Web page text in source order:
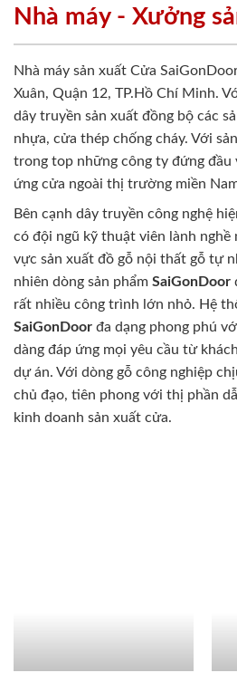
Nhà máy - Xưởng
Nhà máy sản xuất Cửa
Xuân, Quận 12, TP.Hồ Chí Minh.
dây truyền sản xuất đồng bộ các
nhựa, cửa thép chống cháy. Với
trong top những công ty đứng đầu
ứng cửa ngoài thị trường miền
Bên cạnh dây truyền công nghệ
có đội ngũ kỹ thuật viên lành nghề
vực sản xuất đồ gỗ nội thất gỗ tự
nhiên dòng sản phẩm SaiGonDoor
rất nhiều công trình lớn nhỏ. Hệ
SaiGonDoor đa dạng phong phú
dàng đáp ứng mọi yêu cầu từ
dự án. Với dòng gỗ công nghiệp
chủ đạo, tiên phong với thị phần
kinh doanh sản xuất cửa.